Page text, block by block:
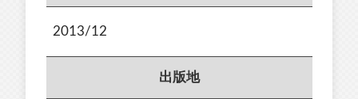
2013/12
出版地